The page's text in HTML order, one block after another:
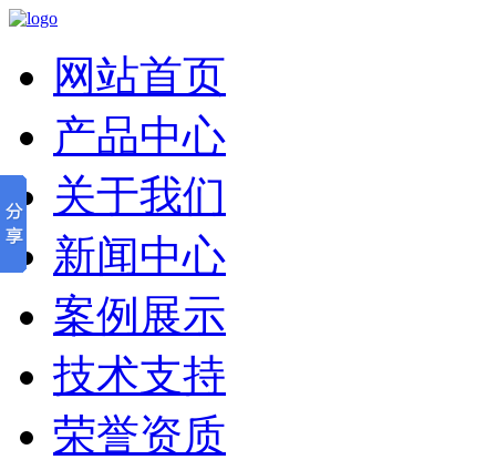
网站首页
产品中心
关于我们
新闻中心
案例展示
技术支持
荣誉资质